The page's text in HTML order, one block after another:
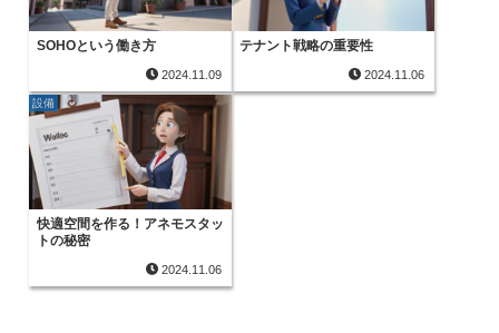
SOHOという働き方
2024.11.09
テナント戦略の重要性
2024.11.06
設備
快適空間を作る！アネモスタッ
トの秘密
2024.11.06